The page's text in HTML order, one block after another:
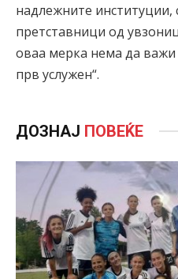
надлежните институции,
претставници од
оваа мерка нема да
прв услужен“.
ДОЗНАЈ ПОВЕЌЕ